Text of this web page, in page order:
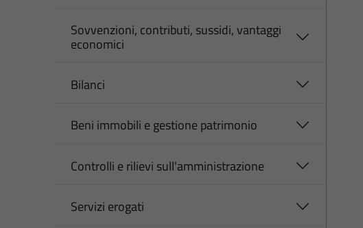
Sovvenzioni, contributi, sussidi, vantaggi
economici
Bilanci
Beni immobili e gestione patrimonio
Controlli e rilievi sull'amministrazione
Servizi erogati